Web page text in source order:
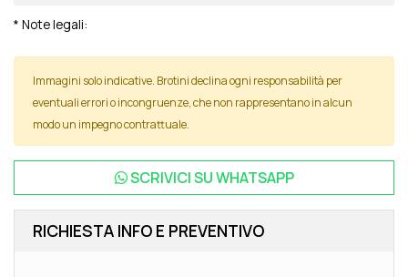
* Note legali:
Immagini solo indicative. Brotini declina ogni responsabilità per
eventuali errori o incongruenze, che non rappresentano in alcun
modo un impegno contrattuale.
SCRIVICI SUWHATSAPP
RICHIESTA INFO E PREVENTIVO